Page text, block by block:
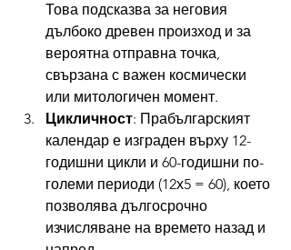
Това подсказва за неговия
дълбоко древен произход и за
вероятна отправна точка,
свързана с важен космически
или митологичен момент.
Цикличност: Прабългарският
календар е изграден върху 12-
годишни цикли и 60-годишни по-
големи периоди (12х5 = 60), което
позволява дългосрочно
изчисляване на времето назад и